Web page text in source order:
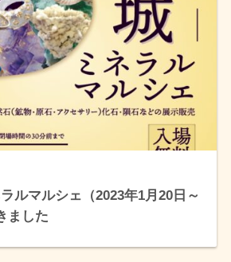
ルマルシェ（2023年1月20日～
ました